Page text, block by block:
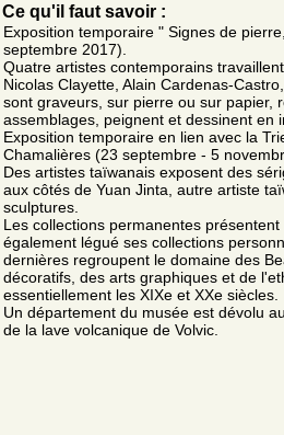
Ce qu'il faut savoir :
Exposition temporaire " Signes de
septembre 2017).
Quatre artistes contemporains
Nicolas Clayette, Alain Cardenas-
sont graveurs, sur pierre ou sur papier,
assemblages, peignent et dessinent en
Exposition temporaire en lien avec la
Chamalières (23 septembre - 5
Des artistes taïwanais exposent des
aux côtés de Yuan Jinta, autre artiste
sculptures.
Les collections permanentes
également légué ses collections
dernières regroupent le domaine des
décoratifs, des arts graphiques et de
essentiellement les XIXe et XXe siècles.
Un département du musée est dévolu
de la lave volcanique de Volvic.